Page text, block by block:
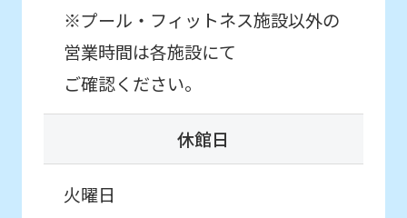
※プール・フィットネス施設以外の
営業時間は各施設にて
ご確認ください。
休館日
火曜日
that
you
understand
this
before